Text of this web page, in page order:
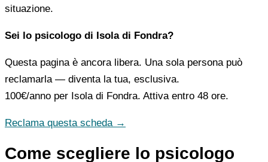
situazione.
Sei lo psicologo di Isola di Fondra?
Questa pagina è ancora libera. Una sola persona può
reclamarla — diventa la tua, esclusiva.
100€/anno per Isola di Fondra. Attiva entro 48 ore.
Reclama questa scheda →
Come scegliere lo psicologo